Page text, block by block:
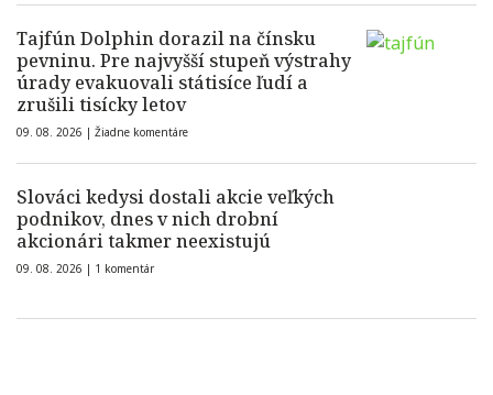
Tajfún Dolphin dorazil na čínsku
pevninu. Pre najvyšší stupeň výstrahy
úrady evakuovali státisíce ľudí a
zrušili tisícky letov
09. 08. 2026 | Žiadne komentáre
Slováci kedysi dostali akcie veľkých
podnikov, dnes v nich drobní
akcionári takmer neexistujú
09. 08. 2026 | 1 komentár